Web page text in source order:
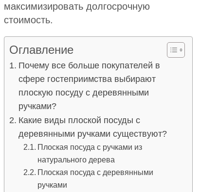
максимизировать долгосрочную
стоимость.
Оглавление
Почему все больше покупателей в
сфере гостеприимства выбирают
плоскую посуду с деревянными
ручками?
Какие виды плоской посуды с
деревянными ручками существуют?
Плоская посуда с ручками из
натурального дерева
Плоская посуда с деревянными
ручками